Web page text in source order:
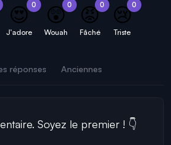
0
😍
J'adore
0
😲
Wouah
0
😡
Fâché
0
😢
Triste
réponses Anciennes
Soyez le premier ! 👇